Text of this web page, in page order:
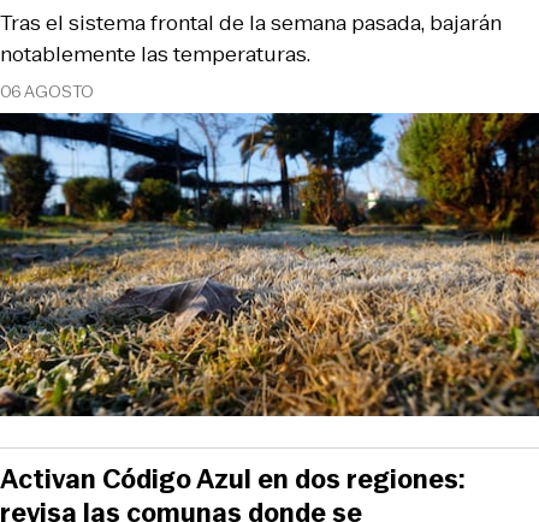
06 AGOSTO
Tras el sistema frontal de la semana pasada, bajarán
notablemente las temperaturas.
Activan Código Azul en dos regiones:
revisa las comunas donde se